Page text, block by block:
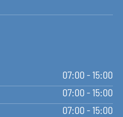
07:00 - 15:00
07:00 - 15:00
07:00 - 15:00